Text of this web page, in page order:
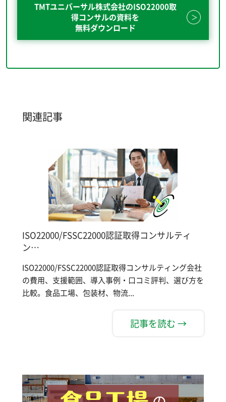
TMTユニバーサル株式会社のISO22000取
得コンサルの資料を
無料ダウンロード
関連記事
ISO22000/FSSC22000認証取得コンサルティ
ン…
ISO22000/FSSC22000認証取得コンサルティング会社
の費用、支援範囲、導入事例・口コミ評判、選び方を
比較。食品工場、包装材、物流...
記事を読む →